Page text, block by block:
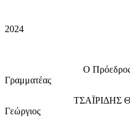
Θεσσαλονίκη
2024
Ο
Γραμματέας
ΤΣΑΪΡΙΔΗΣ
Γεώργιος